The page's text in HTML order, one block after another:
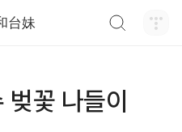
台妹
꽃 나들이